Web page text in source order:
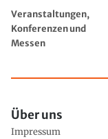
Veranstaltungen,
Konferenzen und
Messen
Über uns
Impressum